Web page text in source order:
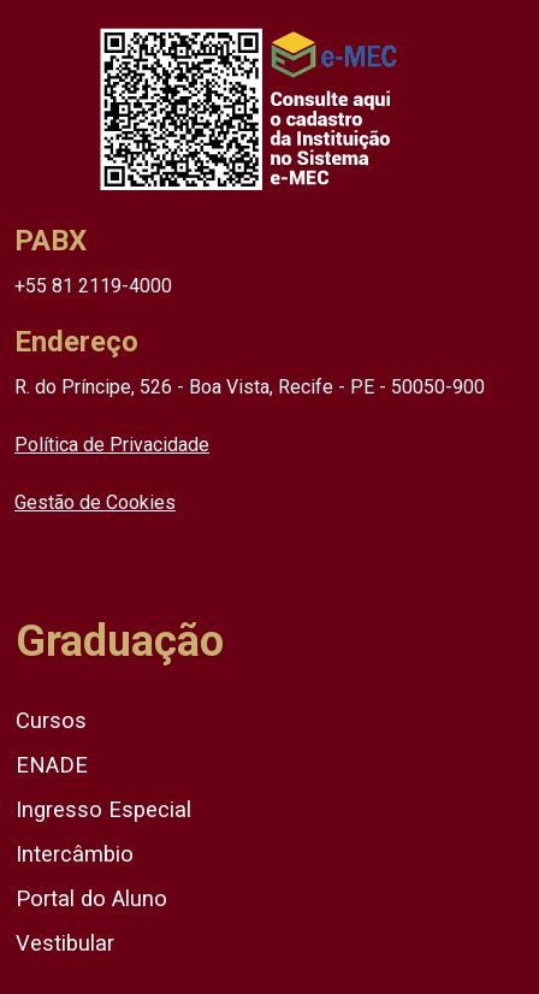
PABX
+55 81 2119-4000
Endereço
R. do Príncipe, 526 - Boa Vista, Recife - PE - 50050-900
Política de Privacidade
Gestão de Cookies
Graduação
Cursos
ENADE
Ingresso Especial
Intercâmbio
Portal do Aluno
Vestibular